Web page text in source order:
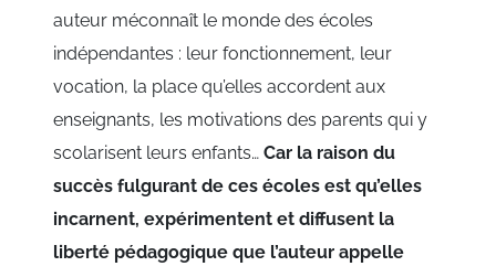
auteur méconnaît le monde des écoles
indépendantes : leur fonctionnement, leur
vocation, la place qu’elles accordent aux
enseignants, les motivations des parents qui y
scolarisent leurs enfants… Car la raison du
succès fulgurant de ces écoles est qu’elles
incarnent, expérimentent et diffusent la
liberté pédagogique que l’auteur appelle